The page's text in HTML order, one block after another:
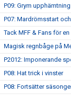
P09: Grym
P07: Mardrömsstart
Tack MFF & Fans för
Magisk regnbåge på
P2012: Imponerande
P08: Hat trick i vinster
P08: Fortsätter